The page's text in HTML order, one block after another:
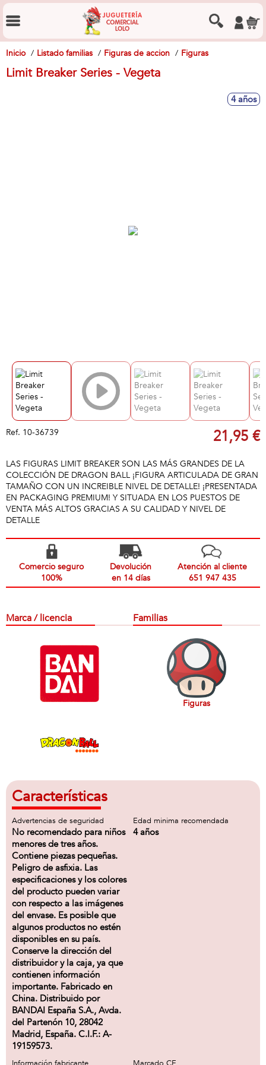
Inicio Listado familias Figuras de accion Figuras
Limit Breaker Series - Vegeta
4 años
Ref. 10-36739 21,95 €
LAS FIGURAS LIMIT BREAKER SON LAS MÁS GRANDES DE LA
COLECCIÓN DE DRAGON BALL ¡FIGURA ARTICULADA DE GRAN
TAMAÑO CON UN INCREIBLE NIVEL DE DETALLE! ¡PRESENTADA
EN PACKAGING PREMIUM! Y SITUADA EN LOS PUESTOS DE
VENTA MÁS ALTOS GRACIAS A SU CALIDAD Y NIVEL DE
DETALLE
Comercio seguro
100%
Devolución
en 14 días
Atención al cliente
651 947 435
Marca / licencia Familias
Figuras
Características
Advertencias de seguridad
No recomendado para niños
menores de tres años.
Contiene piezas pequeñas.
Peligro de asfixia. Las
especificaciones y los colores
del producto pueden variar
con respecto a las imágenes
del envase. Es posible que
algunos productos no estén
disponibles en su país.
Conserve la dirección del
distribuidor y la caja, ya que
contienen información
importante. Fabricado en
China. Distribuido por
BANDAI España S.A., Avda.
del Partenón 10, 28042
Madrid, España. C.I.F.: A-
19159573.
Edad minima recomendada
4 años